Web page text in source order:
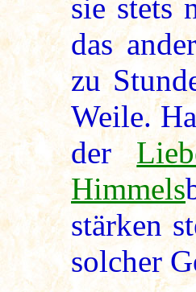
sie stets
das
zu
Weile.
der
Himmels
stärken
solcher